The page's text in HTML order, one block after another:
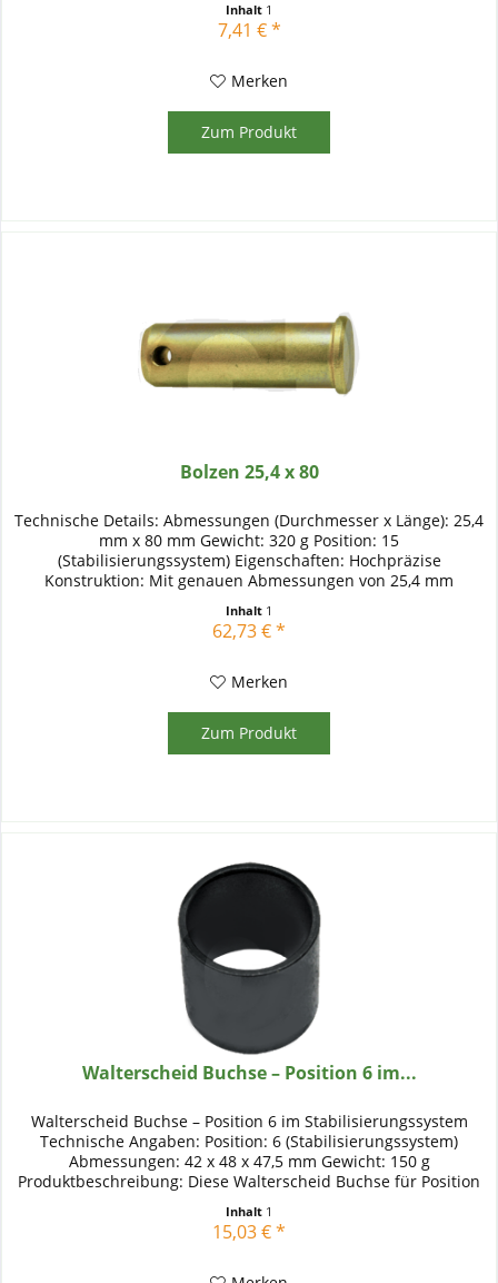
Inhalt 1
7,41 € *
Merken
Zum Produkt
Bolzen 25,4 x 80
Technische Details: Abmessungen (Durchmesser x Länge): 25,4
mm x 80 mm Gewicht: 320 g Position: 15
(Stabilisierungssystem) Eigenschaften: Hochpräzise
Konstruktion: Mit genauen Abmessungen von 25,4 mm
Inhalt 1
62,73 € *
Merken
Zum Produkt
Walterscheid Buchse – Position 6 im...
Walterscheid Buchse – Position 6 im Stabilisierungssystem
Technische Angaben: Position: 6 (Stabilisierungssystem)
Abmessungen: 42 x 48 x 47,5 mm Gewicht: 150 g
Produktbeschreibung: Diese Walterscheid Buchse für Position
Inhalt 1
15,03 € *